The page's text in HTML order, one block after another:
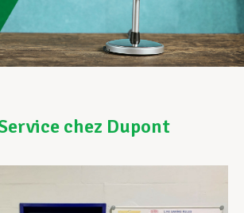
syndicales
au Travail
chez Dupont